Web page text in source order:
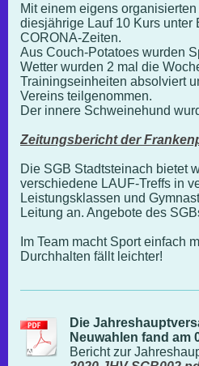
Mit einem eigens
diesjährige Lauf 10 Kurs unter
CORONA-Zeiten.
Aus Couch-Potatoes wurden
Wetter wurden 2 mal die
Trainingseinheiten absolviert
Vereins teilgenommen.
Der innere Schweinehund
Zeitungsbericht der
Die SGB Stadtsteinach bietet
verschiedene LAUF-Treffs in
Leistungsklassen und
Leitung an. Angebote des
Im Team macht Sport einfach
Durchhalten fällt leichter!
Die
Neuwahlen fand am
Bericht zur